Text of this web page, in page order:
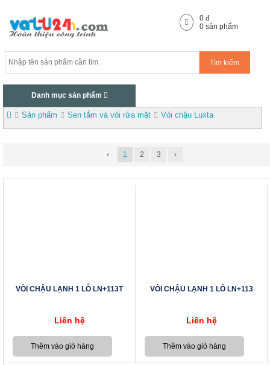
Tìm kiếm
0 đ
0 sản phẩm
Danh mục sản phẩm
Sản phẩm Sen tắm và vòi rửa mặt Vòi chậu Luxta
‹ 1 2 3 ›
VÒI CHẬU LẠNH 1 LỖ LN+113T
Liên hệ
VÒI CHẬU LẠNH 1 LỖ LN+113
Liên hệ